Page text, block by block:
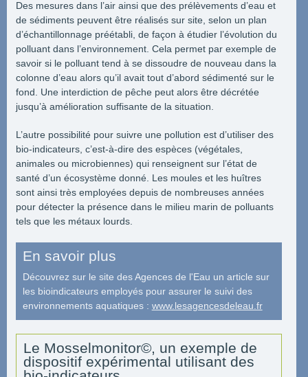
Des mesures dans l’air ainsi que des prélèvements d’eau et
de sédiments peuvent être réalisés sur site, selon un plan
d’échantillonnage préétabli, de façon à étudier l’évolution du
polluant dans l’environnement. Cela permet par exemple de
savoir si le polluant tend à se dissoudre de nouveau dans la
colonne d’eau alors qu’il avait tout d’abord sédimenté sur le
fond. Une interdiction de pêche peut alors être décrétée
jusqu’à amélioration suffisante de la situation.
L’autre possibilité pour suivre une pollution est d’utiliser des
bio-indicateurs, c’est-à-dire des espèces (végétales,
animales ou microbiennes) qui renseignent sur l’état de
santé d’un écosystème donné. Les moules et les huîtres
sont ainsi très employées depuis de nombreuses années
pour détecter la présence dans le milieu marin de polluants
tels que les métaux lourds.
En savoir plus
Découvrez sur le site des Agences de l'Eau un article sur
les bioindicateurs employés pour assurer le suivi des
environnements aquatiques : www.lesagencesdeleau.fr
Le Mosselmonitor©, un exemple de
dispositif expérimental utilisant des